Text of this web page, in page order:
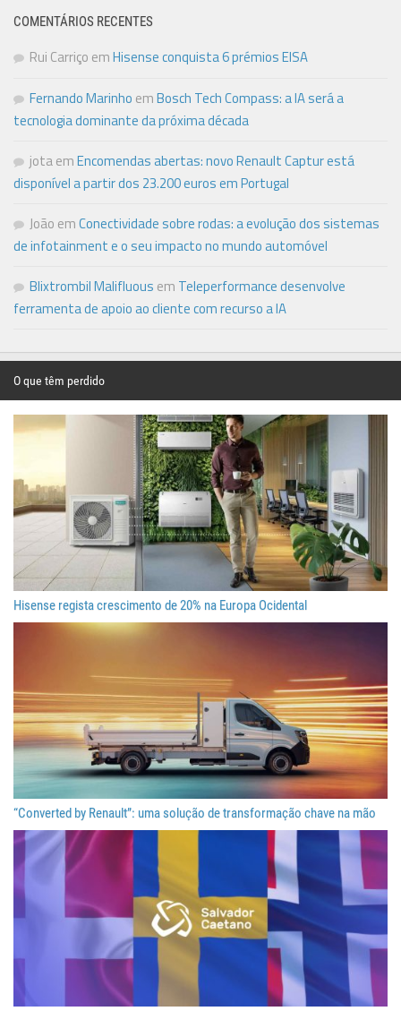
COMENTÁRIOS RECENTES
Rui Carriço emHisense conquista 6 prémios EISA
Fernando Marinho emBosch Tech Compass: a IA será a
tecnologia dominante da próxima década
jotaemEncomendas abertas: novo Renault Captur está
disponível a partir dos 23.200 euros em Portugal
João emConectividade sobre rodas: a evolução dos sistemas
de infotainment e o seu impacto no mundo automóvel
Blixtrombil Malifluous em Teleperformance desenvolve
ferramenta de apoio ao cliente com recurso a IA
O que têm perdido
Hisense regista crescimento de 20% na Europa Ocidental
“Converted by Renault”: uma solução de transformação chave na mão